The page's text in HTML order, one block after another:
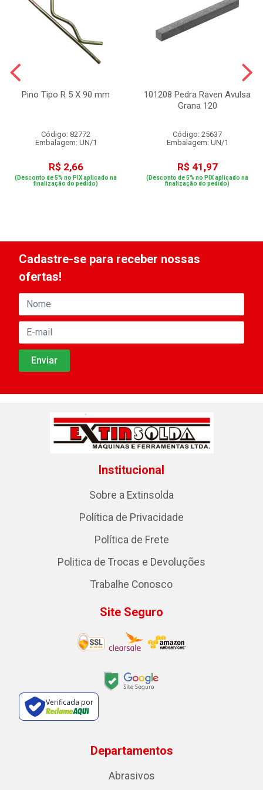
Pino Tipo R 5 X 90 mm
Código: 82772
Embalagem: UN/1
R$ 2,66
(Desconto de 5% no PIX aplicado na
finalização do pedido)
101208 Pedra Raven Avulsa
Grana 120
Código: 25637
Embalagem: UN/1
R$ 41,97
(Desconto de 5% no PIX aplicado na
finalização do pedido)
Cadastre-se para receber nossas
ofertas!
Institucional
Sobre a Extinsolda
Política de Privacidade
Política de Frete
Politica de Trocas e Devoluções
Trabalhe Conosco
Site Seguro
Verificada por
Departamentos
Abrasivos